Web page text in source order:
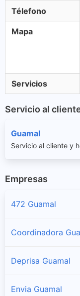
Télefono
Mapa
Servicios
Servicio al
Guamal
Servicio al cliente y
Empresas
472 Guamal
Coordinadora
Deprisa Guamal
Envia Guamal